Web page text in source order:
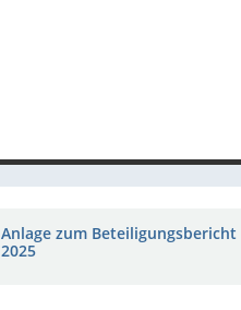
Anlage zum Beteiligungsbericht
2025